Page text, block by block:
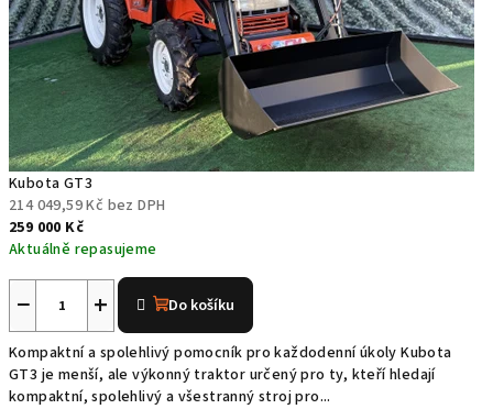
k
t
o
r
ů
K
u
b
o
Kubota GT3
214 049,59 Kč bez DPH
259 000 Kč
Aktuálně repasujeme
+
− Do košíku
Kompaktní a spolehlivý pomocník pro každodenní úkoly Kubota
GT3 je menší, ale výkonný traktor určený pro ty, kteří hledají
kompaktní, spolehlivý a všestranný stroj pro...